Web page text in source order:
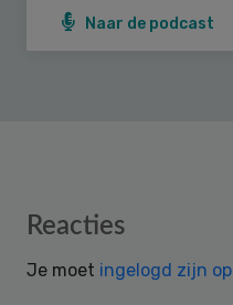
Naar de podcast
Reader
Reacties
Je moet ingelogd zijn op